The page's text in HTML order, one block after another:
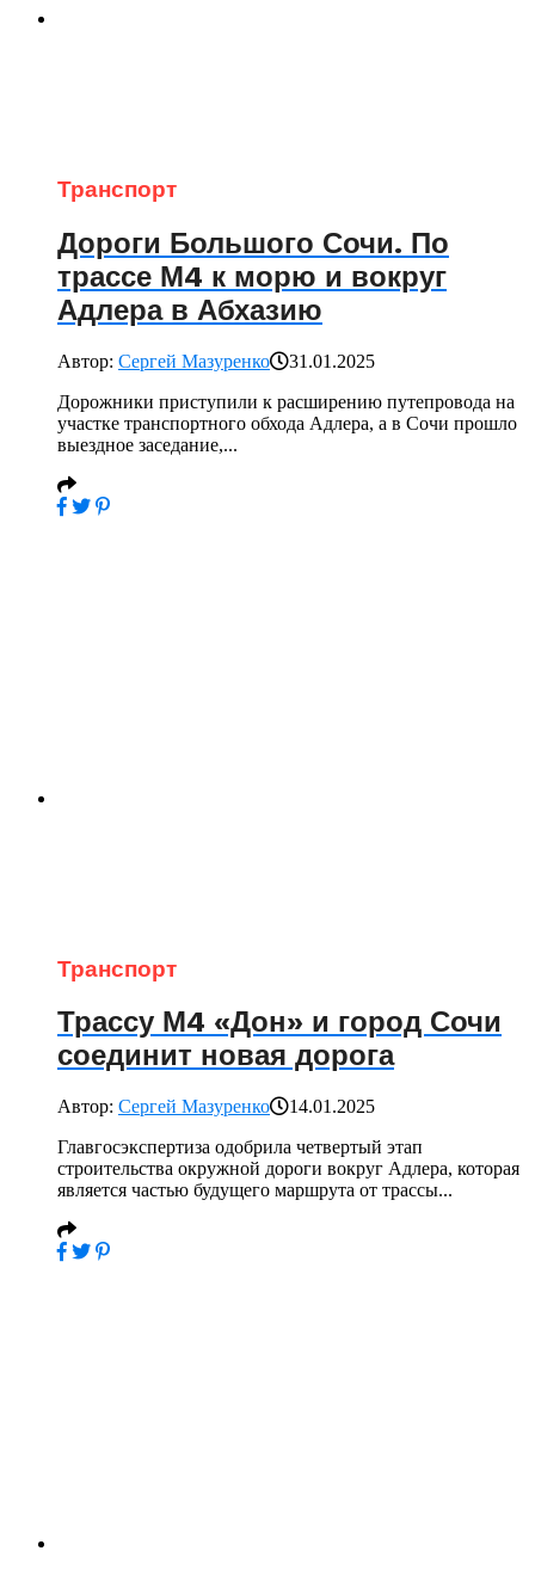
Транспорт
Дороги Большого Сочи. По
трассе М4 к морю и вокруг
Адлера в Абхазию
Автор: Сергей Мазуренко
31.01.2025
Дорожники приступили к расширению путепровода на
участке транспортного обхода Адлера, а в Сочи прошло
выездное заседание,...
Транспорт
Трассу М4 «Дон» и город Сочи
соединит новая дорога
Автор: Сергей Мазуренко
14.01.2025
Главгосэкспертиза одобрила четвертый этап
строительства окружной дороги вокруг Адлера, которая
является частью будущего маршрута от трассы...